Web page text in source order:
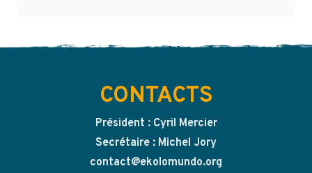
CONTACTS
Président : Cyril Mercier
Secrétaire : Michel Jory
contact@ekolomundo.org